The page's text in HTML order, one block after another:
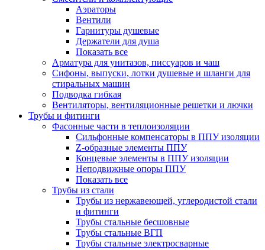
Аэраторы
Вентили
Гарнитуры душевые
Держатели для душа
Показать все
Арматура для унитазов, писсуаров и чаш
Сифоны, выпуски, лотки душевые и шланги для
стиральных машин
Подводка гибкая
Вентиляторы, вентиляционные решетки и лючки
Трубы и фитинги
Фасонные части в теплоизоляции
Cильфонные компенсаторы в ППУ изоляции
Z-образные элементы ППУ
Концевые элементы в ППУ изоляции
Неподвижные опоры ППУ
Показать все
Трубы из стали
Трубы из нержавеющей, углеродистой стали
и фитинги
Трубы стальные бесшовные
Трубы стальные ВГП
Трубы стальные электросварные